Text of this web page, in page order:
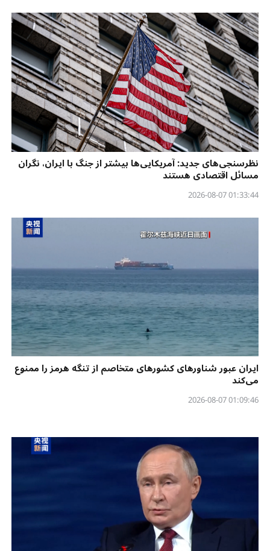
نظرسنجی‌‌های جدید: آمریکایی‌ها بیشتر از جنگ با ایران، نگران
مسائل اقتصادی هستند
01:33:44 2026-08-07
ایران عبور شناورهای کشورهای متخاصم از تنگه هرمز را ممنوع
می‌کند
01:09:46 2026-08-07